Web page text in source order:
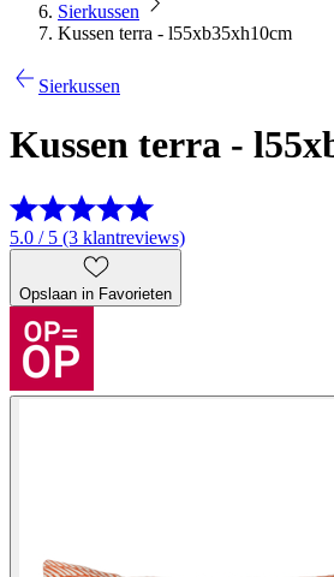
Sierkussen
Kussen terra - l55xb35xh10cm
Sierkussen
Kussen terra -
5.0 / 5 (3 klantreviews)
Opslaan in Favorieten